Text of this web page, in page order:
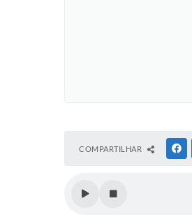
COMPARTILHAR